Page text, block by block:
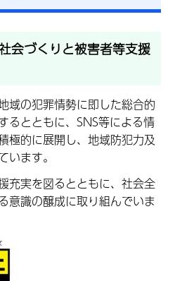
会づくりと被害者等支援
域の犯罪情勢に即した総合的
とともに、SNS等による情
極的に展開し、地域防犯力及
います。
充実を図るとともに、社会全
意識の醸成に取り組んでいま